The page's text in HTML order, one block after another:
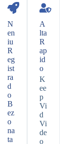
N
en
iu
R
eg
ist
ra
d
o
B
ez
o
na
ta
A
lta
R
ap
id
o
K
ee
p
Vi
d
Vi
de
o